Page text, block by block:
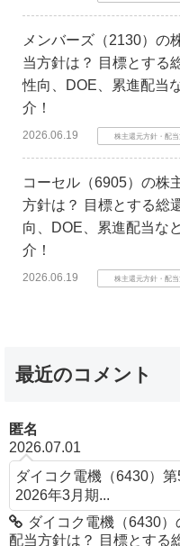
メンバーズ（2130）の
当方針は？ 目標とする
性向、DOE、累進配当
介！
2026.06.19 株主還元方針・配
コーセル（6905）の株
方針は？ 目標とする総
向、DOE、累進配当な
介！
2026.06.19 株主還元方針・配
最近のコメント
匿名
2026.07.01
ダイコク電機（6430）第
2026年3月期...
ダイコク電機（6430）
配当方針は？ 目標とする